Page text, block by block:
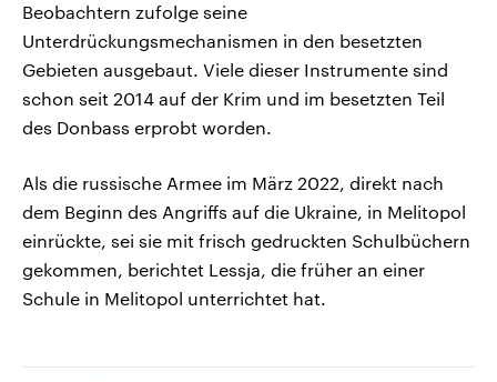
Beobachtern zufolge seine
Unterdrückungsmechanismen in den besetzten
Gebieten ausgebaut. Viele dieser Instrumente sind
schon seit 2014 auf der Krim und im besetzten Teil
des Donbass erprobt worden.
Als die russische Armee im März 2022, direkt nach
dem Beginn des Angriffs auf die Ukraine, in Melitopol
einrückte, sei sie mit frisch gedruckten Schulbüchern
gekommen, berichtet Lessja, die früher an einer
Schule in Melitopol unterrichtet hat.